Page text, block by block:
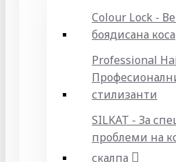
Colour Lock -
боядисана коса
Professional
стилизанти
SILKAT - За
проблеми на
скалпа